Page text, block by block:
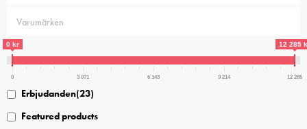
kan
på
0 kr 12 285
0 3 071 6 143 9 214 12 285
Erbjudanden(23)
Featured products